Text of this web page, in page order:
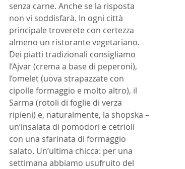
senza carne. Anche se la risposta
non vi soddisfarà. In ogni città
principale troverete con certezza
almeno un ristorante vegetariano.
Dei piatti tradizionali consigliamo
l’Ajvar (crema a base di peperoni),
l’omelet (uova strapazzate con
cipolle formaggio e molto altro), il
Sarma (rotoli di foglie di verza
ripieni) e, naturalmente, la shopska –
un’insalata di pomodori e cetrioli
con una sfarinata di formaggio
salato. Un’ultima chicca: per una
settimana abbiamo usufruito del